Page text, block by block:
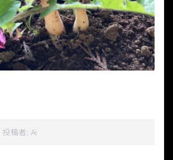
投稿者: Ai